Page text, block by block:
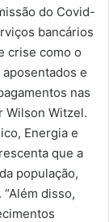
do Covid-
bancários
crise como o
e
nas
Wilson Witzel.
Energia e
que a
população,
disso,